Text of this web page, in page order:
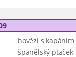
hovězí s kapáním
španělský